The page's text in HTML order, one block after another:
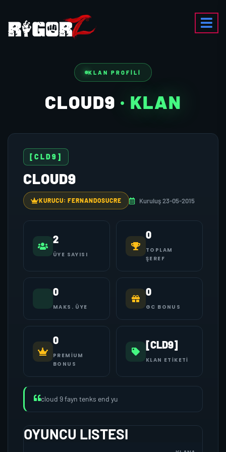
KLAN PROFILI
CLOUD9 · KLAN
[CLD9]
CLOUD9
KURUCU: FERNANDOSUCRE Kuruluş 23-05-2015
2
ÜYE SAYISI
0
TOPLAM
ŞEREF
0
MAKS. ÜYE
0
GC BONUS
0
PREMIUM
BONUS
[CLD9]
KLAN ETIKETI
cloud 9 fayn tenks end yu
OYUNCU LISTESI